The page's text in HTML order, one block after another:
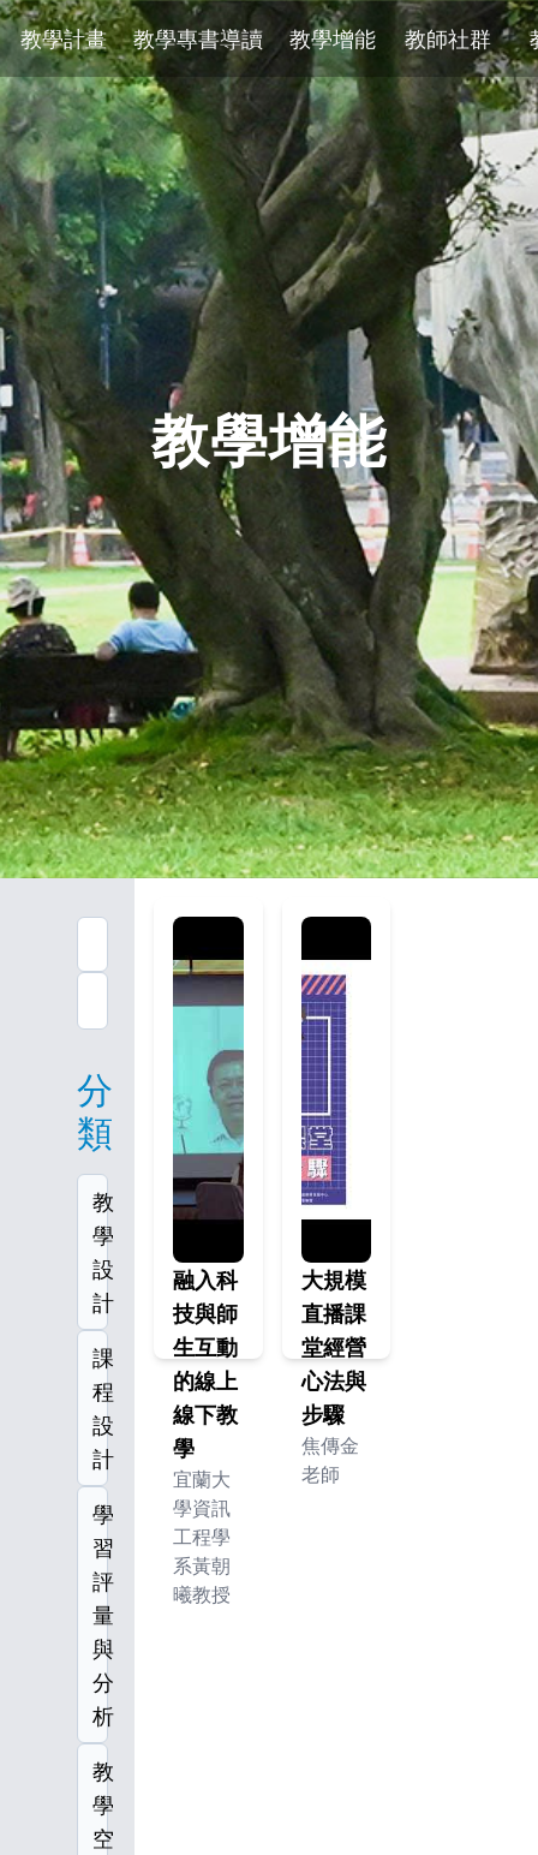
教學計畫 教學專書導讀 教學增能 教師社群
教學增能
分
類
教
學
設
計
課
程
設
計
學
習
評
量
與
分
析
教
學
空
融入科
技與師
生互動
的線上
線下教
學
宜蘭大
學資訊
工程學
系黃朝
曦教授
大規模
直播課
堂經營
心法與
步驟
焦傳金
老師